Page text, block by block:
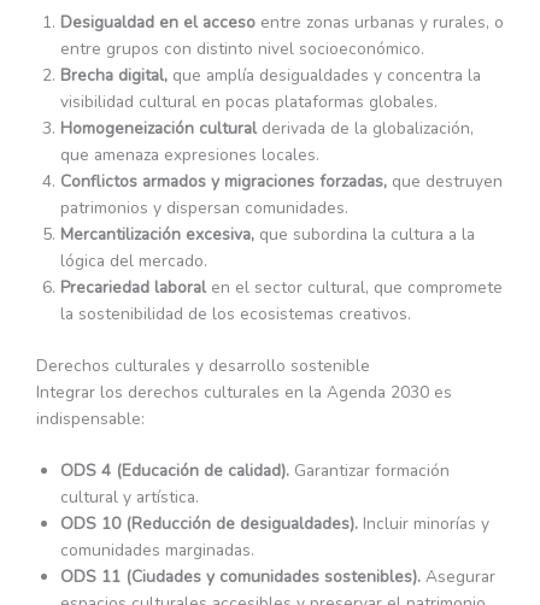
Desigualdad en el acceso entre zonas urbanas y rurales, o
entre grupos con distinto nivel socioeconómico.
Brecha digital, que amplía desigualdades y concentra la
visibilidad cultural en pocas plataformas globales.
Homogeneización culturalderivada de la globalización,
que amenaza expresiones locales.
Conflictos armados y migraciones forzadas, que destruyen
patrimonios y dispersan comunidades.
Mercantilización excesiva, que subordina la cultura a la
lógica del mercado.
Precariedad laboralen el sector cultural, que compromete
la sostenibilidad de los ecosistemas creativos.
Derechos culturales y desarrollo sostenible
Integrar los derechos culturales en la Agenda 2030 es
indispensable:
ODS 4 (Educación de calidad). Garantizar formación
cultural y artística.
ODS 10 (Reducción de desigualdades). Incluir minorías y
comunidades marginadas.
ODS 11 (Ciudades y comunidades sostenibles). Asegurar